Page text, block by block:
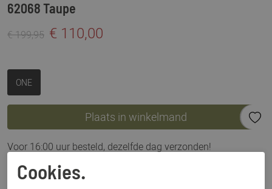
62068 Taupe
€ 199,95 € 110,00
ONE
Plaats in winkelmand
Voor 16:00 uur besteld, dezelfde dag verzonden!
Omschrijving
Cookies.